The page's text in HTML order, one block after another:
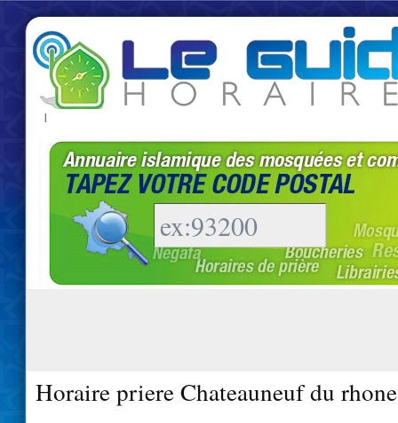
|
Horaire priere Chateauneuf du